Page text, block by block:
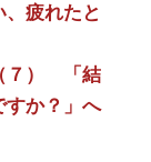
疲れたと
７） 「結
すか？」へ